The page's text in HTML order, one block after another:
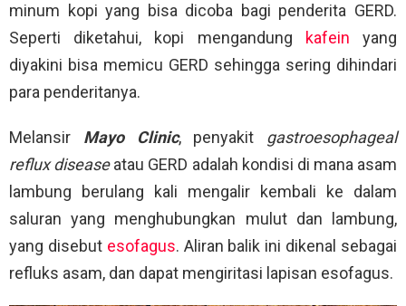
minum kopi yang bisa dicoba bagi penderita GERD.
Seperti diketahui, kopi mengandung
kafein yang
diyakini bisa memicu GERD sehingga sering dihindari
para penderitanya.
Melansir Mayo Clinic, penyakit gastroesophageal
reflux diseaseatau GERD adalah kondisi di mana asam
lambung berulang kali mengalir kembali ke dalam
saluran yang menghubungkan mulut dan lambung,
yang disebut esofagus. Aliran balik ini dikenal sebagai
refluks asam, dan dapat mengiritasi lapisan esofagus.